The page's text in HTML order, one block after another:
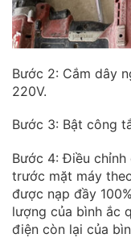
Bước 2: Cắm dây
220V.
Bước 3: Bật công
Bước 4: Điều chỉnh
trước mặt máy
được nạp đầy
lượng của bình ắc
điện còn lại của